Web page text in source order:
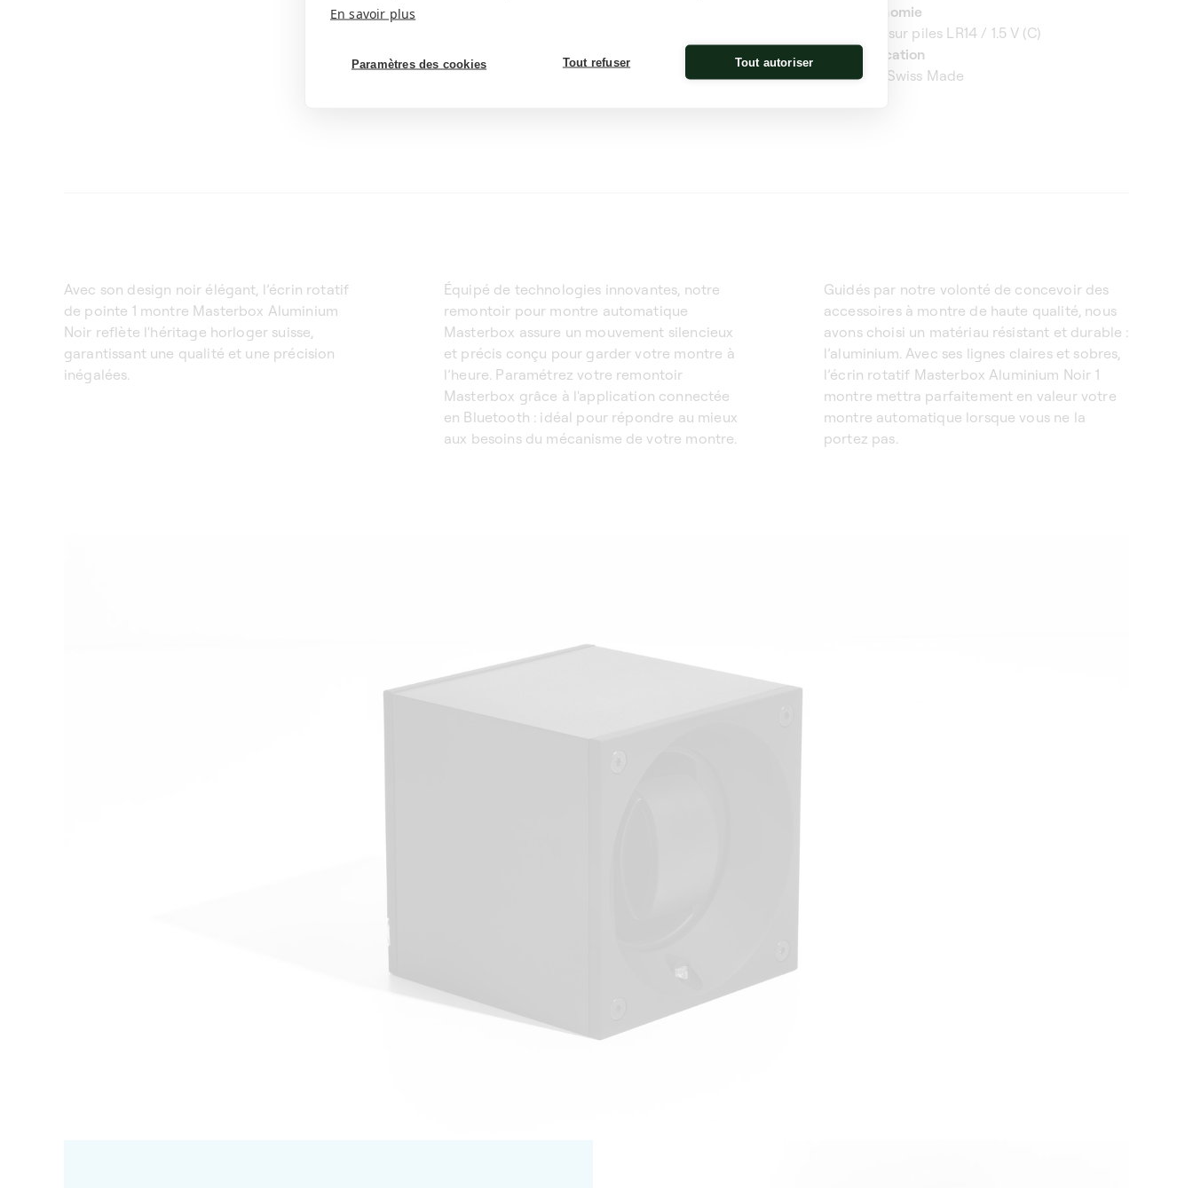
En savoir plus
Paramètres des cookies Tout refuser Tout autoriser
Position d’arrêt
Autonomie
3 ans sur piles LR14 / 1.5 V (C)
10x10x10 cm - 1,1 kg
Programmation
Bluetooth via l'app SwissKubik
Fabrication
100% Swiss Made
Avec son design noir élégant, l’écrin rotatif
de pointe 1 montre Masterbox Aluminium
Noir reflète l'héritage horloger suisse,
garantissant une qualité et une précision
inégalées.
Équipé de technologies innovantes, notre
remontoir pour montre automatique
Masterbox assure un mouvement silencieux
et précis conçu pour garder votre montre à
l’heure. Paramétrez votre remontoir
Masterbox grâce à l'application connectée
en Bluetooth : idéal pour répondre au mieux
aux besoins du mécanisme de votre montre.
Guidés par notre volonté de concevoir des
accessoires à montre de haute qualité, nous
avons choisi un matériau résistant et durable :
l’aluminium. Avec ses lignes claires et sobres,
l’écrin rotatif Masterbox Aluminium Noir 1
montre mettra parfaitement en valeur votre
montre automatique lorsque vous ne la
portez pas.